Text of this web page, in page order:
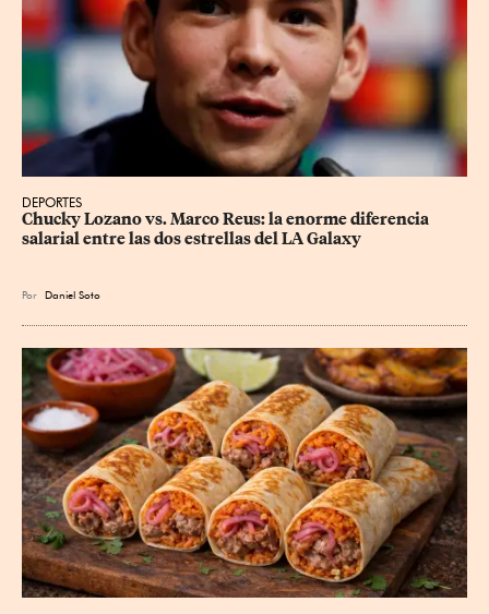
DEPORTES
Chucky Lozano vs. Marco Reus: la enorme diferencia
salarial entre las dos estrellas del LA Galaxy
Por Daniel Soto